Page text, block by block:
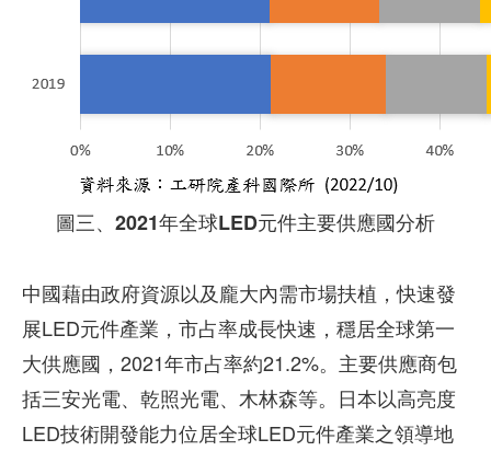
圖三、2021年全球LED元件主要供應國分析
中國藉由政府資源以及龐大內需市場扶植，快速發
展LED元件產業，市占率成長快速，穩居全球第一
大供應國，2021年市占率約21.2%。主要供應商包
括三安光電、乾照光電、木林森等。日本以高亮度
LED技術開發能力位居全球LED元件產業之領導地